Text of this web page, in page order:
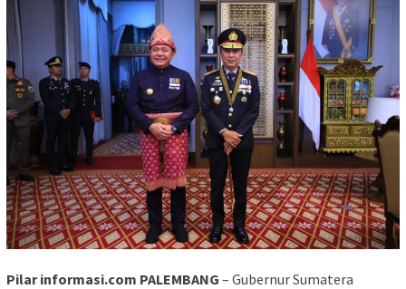
Pilar informasi.com PALEMBANG – Gubernur Sumatera